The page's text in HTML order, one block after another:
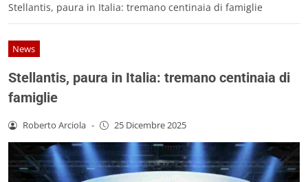
Stellantis, paura in Italia: tremano centinaia di famiglie
News
Stellantis, paura in Italia: tremano centinaia di
famiglie
Roberto Arciola - 25 Dicembre 2025